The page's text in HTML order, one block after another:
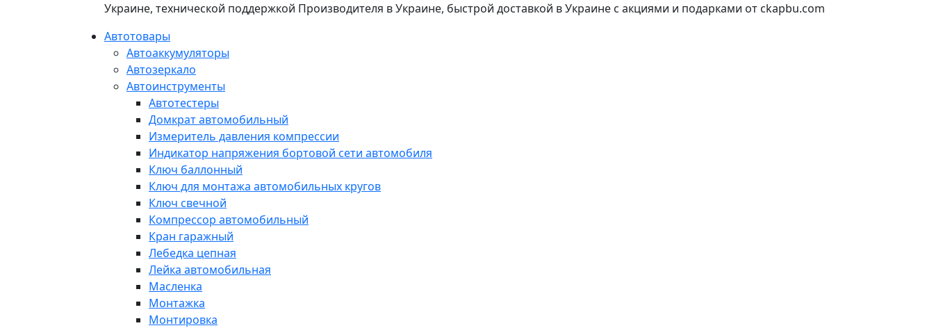
Украине, технической поддержкой Производителя в Украине, быстрой доставкой в Украине с акциями и подарками от ckapbu.com
Автотовары
Автоаккумуляторы
Автозеркало
Автоинструменты
Автотестеры
Домкрат автомобильный
Измеритель давления компрессии
Индикатор напряжения бортовой сети автомобиля
Ключ баллонный
Ключ для монтажа автомобильных кругов
Ключ свечной
Компрессор автомобильный
Кран гаражный
Лебедка цепная
Лейка автомобильная
Масленка
Монтажка
Монтировка